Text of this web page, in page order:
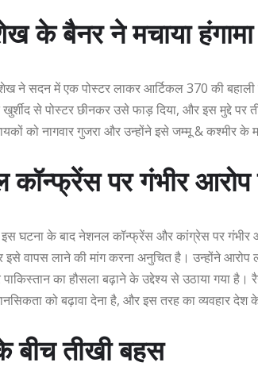
के बैनर ने मचाया हंगामा
ने सदन में एक पोस्टर लाकर आर्टिकल 370 की बहाली
से पोस्टर छीनकर उसे फाड़ दिया, और इस मुद्दे पर
को नागवार गुजरा और उन्होंने इसे जम्मू & कश्मीर के
कॉन्फ्रेंस पर गंभीर आरोप
इस घटना के बाद नेशनल कॉन्फ्रेंस और कांग्रेस पर
इसे वापस लाने की मांग करना अनुचित है। उन्होंने
का हौसला बढ़ाने के उद्देश्य से उठाया गया
को बढ़ावा देना है, और इस तरह का व्यवहार देश
बीच तीखी बहस